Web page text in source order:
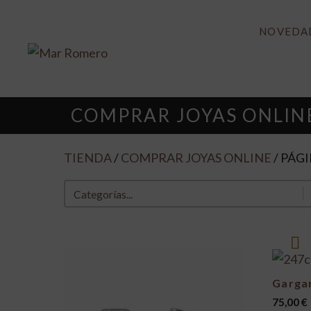
contenido
COMPRAR JOYAS
TIENDA/COMPRAR JOYAS ONLINE /
Categorías producto
Select content
75,00€